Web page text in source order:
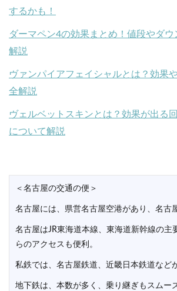
するかも！
ダーマペン4の効果まとめ！値段やダ
解説
ヴァンパイアフェイシャルとは？効果
全解説
ヴェルベットスキンとは？効果が出る
について解説
＜名古屋の交通の便＞
名古屋には、県営名古屋空港があり、名古
名古屋はJR東海道本線、東海道新幹線の主
らのアクセスも便利。
私鉄では、名古屋鉄道、近畿日本鉄道など
地下鉄は、本数が多く、乗り継ぎもスムー